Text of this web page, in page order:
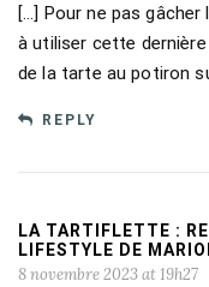
[…] Pour ne pas gâcher
à utiliser cette
de la tarte au potiron
REPLY
LA TARTIFLETTE :
LIFESTYLE DE
8 novembre 2023 at 19h27